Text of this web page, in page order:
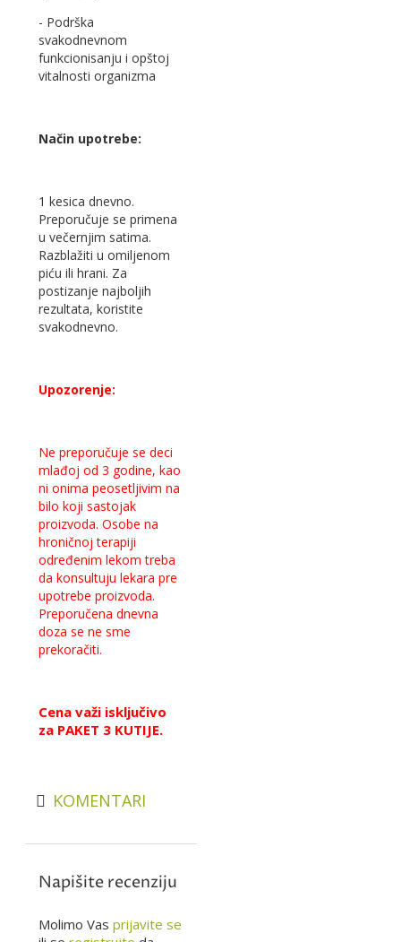
- Podrška
svakodnevnom
funkcionisanju i opštoj
vitalnosti organizma
Način upotrebe:
1 kesica dnevno.
Preporučuje se primena
u večernjim satima.
Razblažiti u omiljenom
piću ili hrani. Za
postizanje najboljih
rezultata, koristite
svakodnevno.
Upozorenje:
Ne preporučuje se deci
mlađoj od 3 godine, kao
ni onima peosetljivim na
bilo koji sastojak
proizvoda. Osobe na
hroničnoj terapiji
određenim lekom treba
da konsultuju lekara pre
upotrebe proizvoda.
Preporučena dnevna
doza se ne sme
prekoračiti.
Cena važi isključivo
za PAKET 3 KUTIJE.
KOMENTARI
Napišite recenziju
Molimo Vas prijavite se